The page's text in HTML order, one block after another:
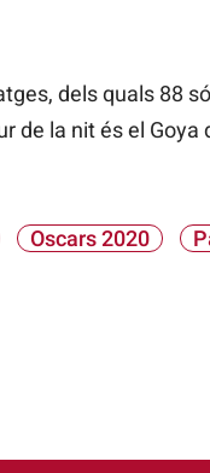
dels quals 88
la nit és el Goya
Oscars 2020